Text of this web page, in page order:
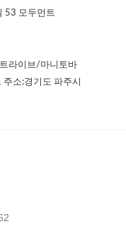
53 모두먼트
라이브/마니토바
소:경기도 파주시